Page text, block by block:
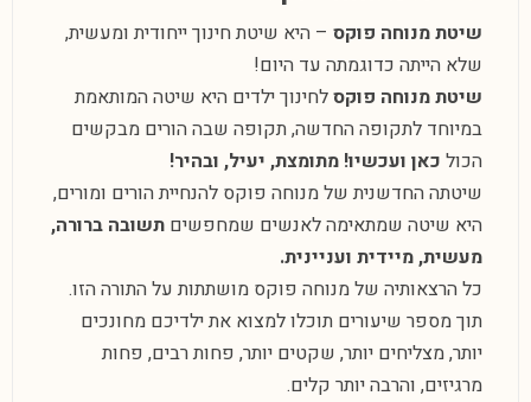
שיטת מנוחה פוקס – היא שיטת חינוך ייחודית ומעשית,
שלא הייתה כדוגמתה עד היום!
שיטת מנוחה פוקסלחינוך ילדים היא שיטה המותאמת
במיוחד לתקופה החדשה, תקופה שבה הורים מבקשים
הכול כאן ועכשיו! מתומצת, יעיל, ובהיר!
שיטתה החדשנית של מנוחה פוקס להנחיית הורים ומורים,
היא שיטה שמתאימה לאנשים שמחפשים תשובה ברורה,
מעשית, מיידית ועניינית.
כל הרצאותיה של מנוחה פוקס מושתתות על התורה הזו.
תוך מספר שיעורים תוכלו למצוא את ילדיכם מחונכים
יותר, מצליחים יותר, שקטים יותר, פחות רבים, פחות
מרגיזים, והרבה יותר קלים.